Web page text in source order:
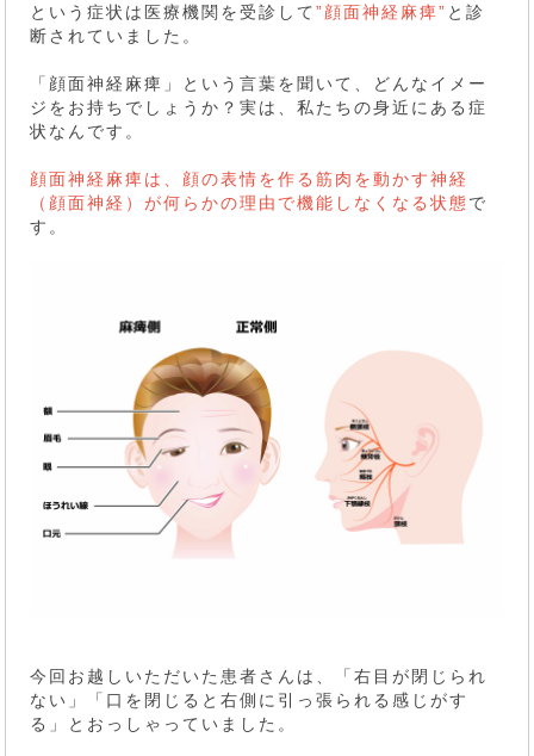
という症状は医療機関を受診して”顔面神経麻痺” と診
断されていました。
「顔面神経麻痺」という言葉を聞いて、どんなイメー
ジをお持ちでしょうか？実は、私たちの身近にある症
状なんです。
顔面神経麻痺は、顔の表情を作る筋肉を動かす神経
（顔面神経）が何らかの理由で機能しなくなる状態で
す。
今回お越しいただいた患者さんは、「右目が閉じられ
ない」「口を閉じると右側に引っ張られる感じがす
る」とおっしゃっていました。